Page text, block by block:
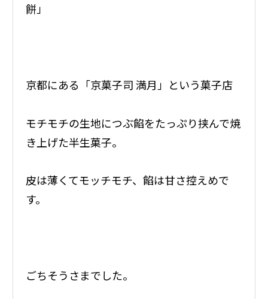
餅」
京都にある「京菓子司 満月」という菓子店
モチモチの生地につぶ餡をたっぷり挟んで焼
き上げた半生菓子。
皮は薄くてモッチモチ、餡は甘さ控えめで
す。
ごちそうさまでした。